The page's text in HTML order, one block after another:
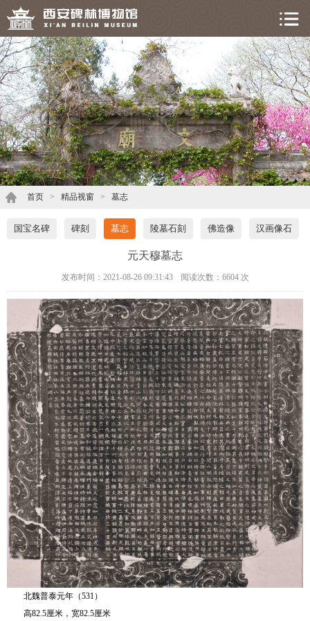
首页 > 精品视窗 > 墓志
国宝名碑 碑刻 墓志 陵墓石刻 佛造像 汉画像石
元天穆墓志
发布时间：2021-08-26 09:31:43 阅读次数： 6604 次
北魏普泰元年（531）
高82.5厘米，宽82.5厘米